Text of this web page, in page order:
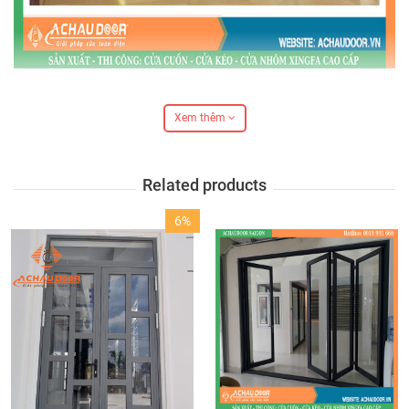
Cửa đi mở trượt 3 cánh nhôm Xingfa
93nhập khẩu chín hãng 100 tem đỏ Quảng Đông.
+ Độ dày:Khuôn bao khung xung quanh và thân
cánh cửa có độ dày 2.0mm (± 5%).
+ Cấu tạo:2 – 4 khung đứng tương ứng với loại
cửa sổ trượt 2 cánh, 4 cánh nhôm Xingfa.
+ Màu sắc: có những màu cơ bản như: trắng sữa,
nâu cafe, ghi, vân gỗ và những màu sắc phổ biến
nhất của loại cửa này.
Xem thêm
Related products
6%